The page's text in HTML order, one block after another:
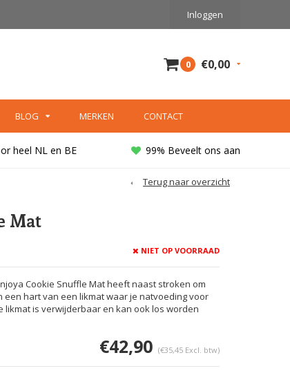
Inloggen
0 €0,00
BLOG MERKEN CONTACT
heel NL en BE 99% Beveelt ons aan
Terug naar overzicht
Mat
NIET OP VOORRAAD
Cookie Snuffle Mat heeft naast stroken om
een hart van een likmat waar je natvoeding voor
likmat is verwijderbaar en kan ook los worden
€42,90 (€35,45 Excl. btw)